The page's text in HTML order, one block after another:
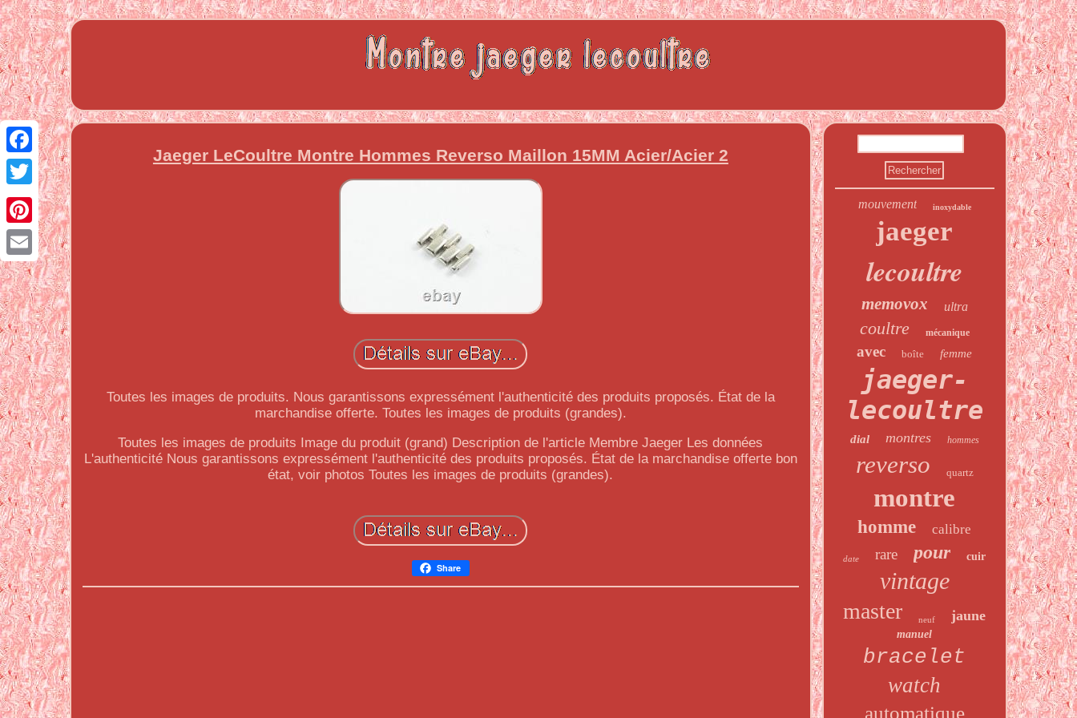
Facebook
Twitter
Pinterest
Email
Jaeger LeCoultre Montre Hommes Reverso Maillon 15MM Acier/Acier 2
Toutes les images de produits. Nous garantissons expressément l'authenticité des produits proposés. État de la
marchandise offerte. Toutes les images de produits (grandes).
Toutes les images de produits Image du produit (grand) Description de l'article Membre Jaeger Les données
L'authenticité Nous garantissons expressément l'authenticité des produits proposés. État de la marchandise offerte bon
état, voir photos Toutes les images de produits (grandes).
Share
mouvement inoxydable
jaeger
lecoultre
memovox ultra
coultre mécanique
avec boîte femme
jaeger-
lecoultre
dial montres hommes
reverso quartz
montre
homme calibre
date rare pour cuir
vintage
master neuf jaune
manuel
bracelet
watch
automatique